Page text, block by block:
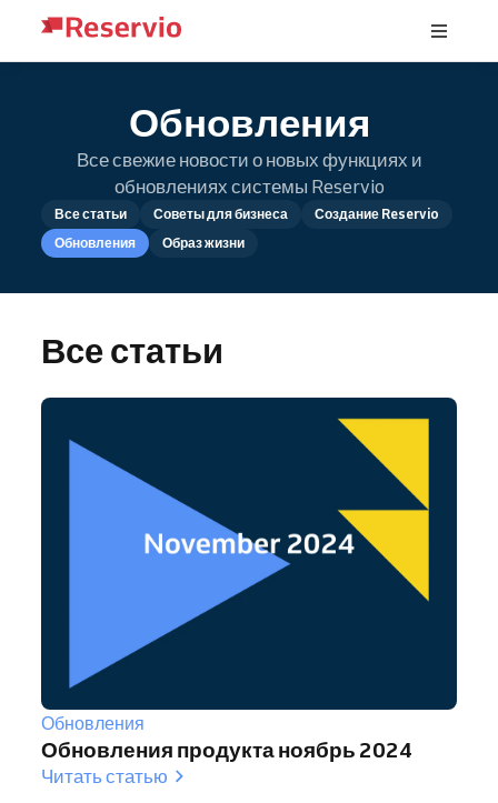
Обновления
Все свежие новости о новых функциях и
обновлениях системы Reservio
Все статьи Советы для бизнеса
Создание Reservio
Обновления
Образ жизни
Все статьи
Обновления
Обновления продукта ноябрь 2024
Читать статью